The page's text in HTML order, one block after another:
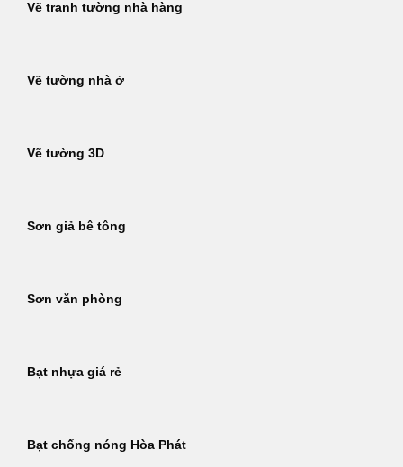
Vẽ tranh tường nhà hàng
Vẽ tường nhà ở
Vẽ tường 3D
Sơn giả bê tông
Sơn văn phòng
Bạt nhựa giá rẻ
Bạt chống nóng Hòa Phát